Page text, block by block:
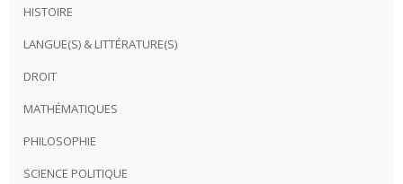
HISTOIRE
LANGUE(S) & LITTÉRATURE(S)
DROIT
MATHÉMATIQUES
PHILOSOPHIE
SCIENCE POLITIQUE